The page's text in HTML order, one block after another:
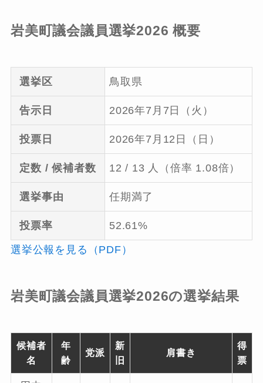
岩美町議会議員選挙2026 概要
選挙区 鳥取県
告示日 2026年7月7日（火）
投票日 2026年7月12日（日）
定数 / 候補者数 12 / 13 人（倍率 1.08倍）
選挙事由 任期満了
投票率 52.61%
選挙公報を見る（PDF）
岩美町議会議員選挙2026の選挙結果
候補者
名
年
齢
党派
新
旧
肩書き
得
票